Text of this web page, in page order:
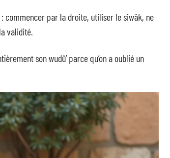
commencer par la droite, utiliser le siwâk, ne
validité.
son wudû’ parce qu’on a oublié un